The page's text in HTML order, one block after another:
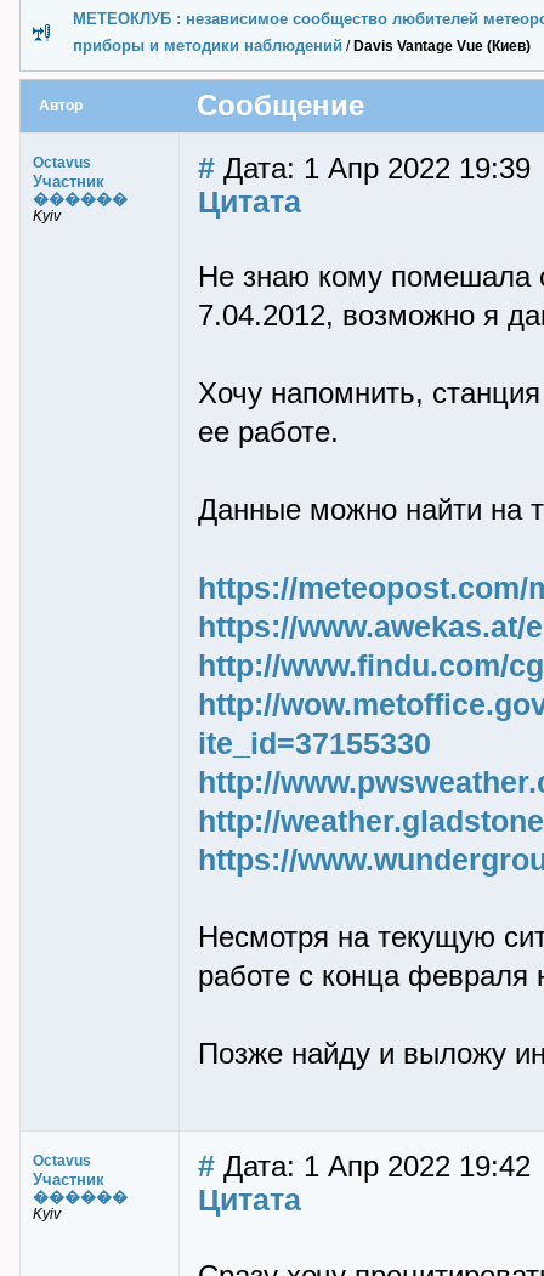
МЕТЕОКЛУБ : независимое сообщество любителей
приборы и методики наблюдений / Davis Vantage Vue (Киев)
Автор Сообщение
Octavus
Участник
������
Kyiv
# Дата: 1 Апр 2022 19:39
Цитата
Не знаю кому помешала
7.04.2012, возможно я
Хочу напомнить,
ее работе.
Данные можно найти на
https://meteopost.com/
https://www.awekas.at/
http://www.findu.com/
http://
ite_id=37155330
http://
http://
https://
Несмотря на текущую
работе с конца февраля
Позже найду и выложу
Octavus
Участник
������
Kyiv
# Дата: 1 Апр 2022 19:42
Цитата